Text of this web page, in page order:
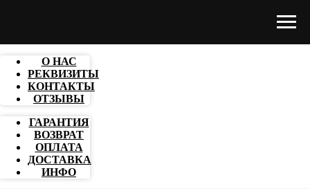
О НАС
РЕКВИЗИТЫ
КОНТАКТЫ
ОТЗЫВЫ
ГАРАНТИЯ
ВОЗВРАТ
ОПЛАТА
ДОСТАВКА
ИНФО